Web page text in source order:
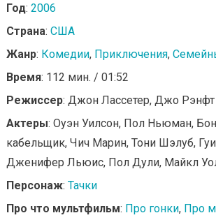
Год: 2006
Страна: США
Жанр: Комедии, Приключения,
Время: 112 мин. / 01:52
Режиссер: Джон Лассетер, Джо Рэнфт
Актеры: Оуэн Уилсон, Пол Ньюман,
кабельщик, Чич Марин, Тони Шэлуб,
Дженифер Льюис, Пол Дули, Майкл
Персонаж: Тачки
Про что мультфильм: Про гонки, Про